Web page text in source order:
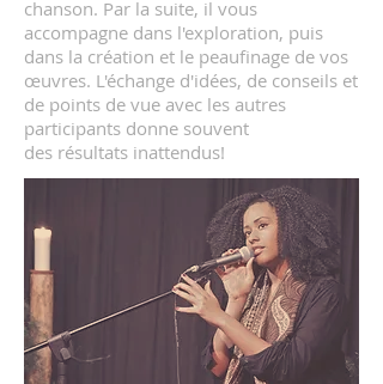
chanson. Par la suite, il vous
accompagne dans l'exploration, puis
dans la création et le peaufinage de vos
œuvres. L'échange d'idées, de conseils et
de points de vue avec les autres
participants donne souvent
des résultats inattendus!